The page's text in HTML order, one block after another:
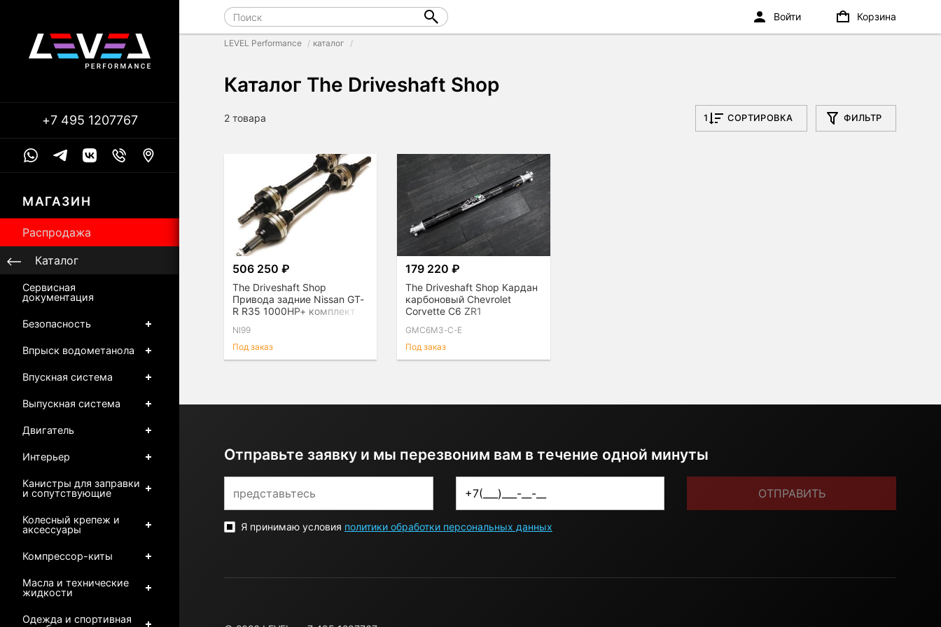
LEVEL Performance каталог
Каталог The Driveshaft Shop
2 товара 1 СОРТИРОВКА ФИЛЬТР
506 250 ₽
The Driveshaft Shop
Привода задние Nissan GT-
R R35 1000HP+ комплект
NI99
Под заказ
179 220 ₽
The Driveshaft Shop Кардан
карбоновый Chevrolet
Corvette C6 ZR1
GMC6M3-C-E
Под заказ
Отправьте заявку и мы перезвоним вам в течение одной минуты
ОТПРАВИТЬ
Я принимаю условия политики обработки персональных данных
+7 495 1207767
МАГАЗИН
Распродажа
Каталог
Сервисная
документация
Безопасность
Впрыск водометанола
Впускная система
Выпускная система
Двигатель
Интерьер
Канистры для заправки
и сопутствующие
Колесный крепеж и
аксессуары
Компрессор-киты
Масла и технические
жидкости
Одежда и спортивная
Войти Корзина